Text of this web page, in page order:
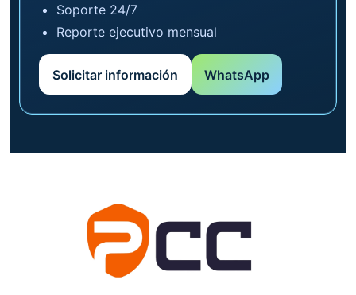
Soporte 24/7
Reporte ejecutivo mensual
Solicitar información WhatsApp